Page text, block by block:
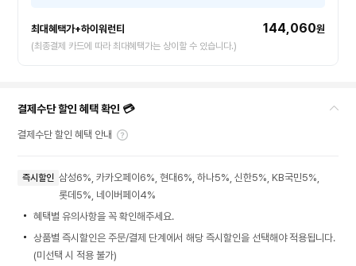
최대혜택가+하이워런티 144,060원
(최종결제 카드에 따라 최대혜택가는 상이할 수 있습니다.)
결제수단 할인 혜택 확인 💳
결제수단 할인 혜택 안내
즉시할인 삼성6%, 카카오페이6%, 현대6%, 하나5%, 신한5%, KB국민5%,
롯데5%, 네이버페이4%
혜택별 유의사항을 꼭 확인해주세요.
상품별 즉시할인은 주문/결제 단계에서 해당 즉시할인을 선택해야 적용됩니다.
(미선택 시 적용 불가)